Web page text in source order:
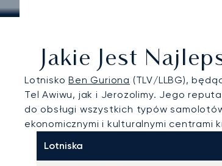
Jakie Jest
LotniskoBen Guriona (TLV/LLBG),
Tel Awiwu, jak i Jerozolimy. Jego
do obsługi wszystkich typów
ekonomicznymi i kulturalnymi centrami
Lotniska